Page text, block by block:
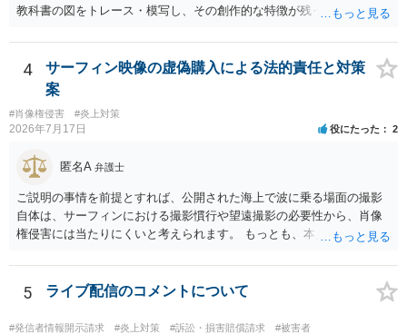
教科書の図をトレース・模写し、その創作的な特徴が残っていれば、
も、SNSへの公開は私的使用には当たりません。 ② 出典を記載するだ
けでは、適法な引用にはなりません。自分の説明や批評が主で、図が
その説明に必要な従たる資料であること、引用部分が明確に区別さ
れ、必要な範囲に限られていることなどが必要です。勉強ノートの教
材として図そのものを中心的に掲載する場合、引用と認められにくい
でしょう。 文章についても、単に所々表現を変えただけで適法になる
とは限りません。医学上の事実を理解したうえで、ご自身の表現と構
成でまとめる必要があります。 安全にSNSで公開するには、教科書の
図をトレース・模写した部分は掲載せず、人体の構造という事実を基
に、自分で構図や表現を工夫して作図する方法が考えられます。ま
た、改変・SNS掲載が認められたオープンライセンス素材を、利用条
件に従って使う方法もあります。トレースした図を残したい場合は、
自分だけの学習用にとどめるのが安全です。
4
サーフィン映像の虚偽購入による法的責任と対策
案
#肖像権侵害 #炎上対策
2026年7月17日 役にたった 2
匿名A 弁護士
ご説明の事情を前提とすれば、公開された海上で波に乗る場面の撮影
自体は、サーフィンにおける撮影慣行や望遠撮影の必要性から、肖像
権侵害には当たりにくいと考えられます。 もっとも、本人の同意前に
です。低解像度化や透かしだけでは十分とは限らず、事前同意を取得
する、第三者が識別できない程度に加工する、又は本人のアカウント
内だけで表示する方法を検討すべきです。 なりすまし購入・転売が行
われた場合、御社の責任が当然に生じるわけではありません。しか
5 ライブ配信のコメントについて
#発信者情報開示請求 #炎上対策 #訴訟・損害賠償請求
#被害者